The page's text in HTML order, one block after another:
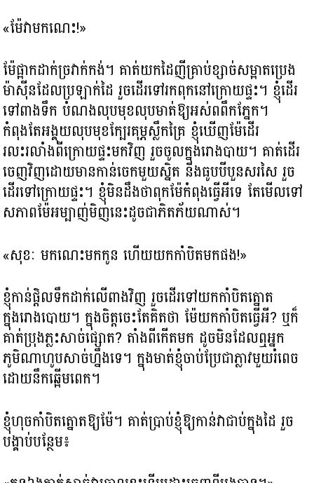
«ម៉ែវាមកណេះ!»
ម៉ែផ្អាកដាក់ច្រវាក់កង់។ គាត់យកដៃញីគ្រាប់ខ្សាច់សម្អាតប្រេង
ម៉ាស៊ីនដែលប្រឡាក់ដៃ រួចដើរទៅរកពុកនៅក្រោយផ្ទះ។ ខ្ញុំដើរ
ទៅពាងទឹក បំណងលុបមុខលុបមាត់ឱ្យអស់ពពឹកភ្នែក។
កំពុងតែអង្គុយលុបមុខក្បែរគុម្ភស្លឹកគ្រៃ ខ្ញុំឃើញម៉ែដើរ
រលះរលាំងពីក្រោយផ្ទះមកវិញ រួចចូលក្នុងរោងបាយ។ គាត់ដើរ
ចេញវិញដោយមានកាន់ចេកមួយស្និត និងធូបបីបួនសរសៃ រួច
ដើរទៅក្រោយផ្ទះ។ ខ្ញុំមិនដឹងថាពុកម៉ែកំពុងធ្វើអីទេ តែមើលទៅ
សភាពម៉ែអម្បាញ់មិញនេះដូចជាភិតភ័យណាស់។
«សុខៈ មកណេះមកកូន ហើយយកកាំបិតមកផង!»
ខ្ញុំកាន់ផ្តិលទឹកដាក់លើពាងវិញ រួចដើរទៅយកកាំបិតត្នោត
ក្នុងរោងបោយ។ ក្នុងចិត្តចេះតែគិតថា ម៉ែយកកាំបិតធ្វើអី? ឬក៏
គាត់ប្រុងភ្លះសាច់ផ្សោត? តាំងពីកើតមក ដូចមិនដែលឮអ្នក
ភូមិណាហូបសាច់ហ្នឹងទេ។ ក្នុងមាត់ខ្ញុំចាប់ប្រែជាភ្លាវមួយរំពេច
ដោយនឹកឆ្អើមពេក។
ខ្ញុំហុចកាំបិតត្នោតឱ្យម៉ែ។ គាត់ប្រាប់ខ្ញុំឱ្យកាន់វាជាប់ក្នុងដៃ​ រួច
បង្គាប់បន្ថែម៖